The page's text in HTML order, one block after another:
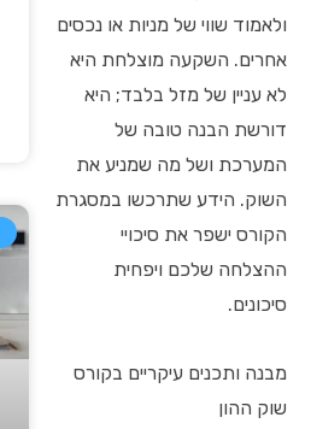
ולאמוד שווי של מניות או נכסים
אחרים. השקעה מוצלחת היא
לא עניין של מזל בלבד; היא
דורשת הבנה טובה של
המערכת ושל מה שמניע את
השוק. הידע שתרכשו במסגרת
הקורס ישפר את סיכויי
ההצלחה שלכם ויפחית
סיכונים.
מבנה ותכנים עיקריים בקורס
שוק ההון